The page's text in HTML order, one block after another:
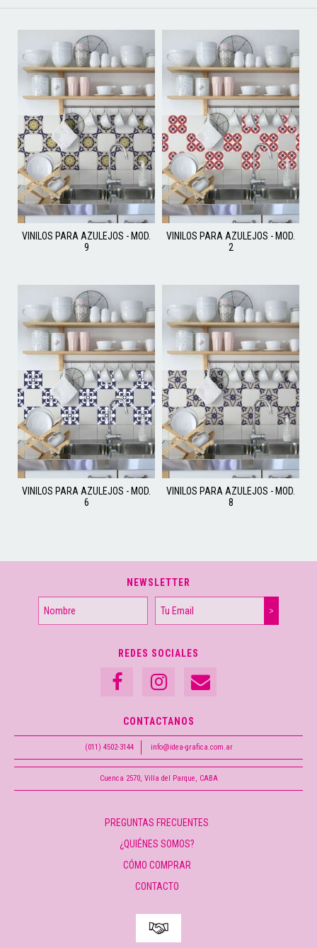
VINILOS PARA AZULEJOS - MOD.
9
VINILOS PARA AZULEJOS - MOD.
2
VINILOS PARA AZULEJOS - MOD.
6
VINILOS PARA AZULEJOS - MOD.
8
NEWSLETTER
REDES SOCIALES
CONTACTANOS
(011) 4502-3144 info@idea-grafica.com.ar
Cuenca 2570, Villa del Parque, CABA
PREGUNTAS FRECUENTES
¿QUIÉNES SOMOS?
CÓMO COMPRAR
CONTACTO